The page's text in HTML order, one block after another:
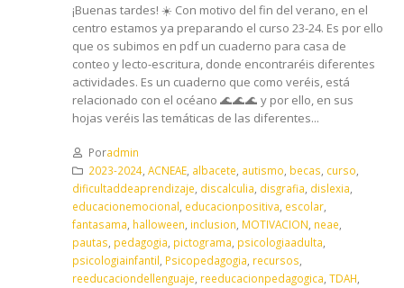
¡Buenas tardes! ☀️ Con motivo del fin del verano, en el
centro estamos ya preparando el curso 23-24. Es por ello
que os subimos en pdf un cuaderno para casa de
conteo y lecto-escritura, donde encontraréis diferentes
actividades. Es un cuaderno que como veréis, está
relacionado con el océano 🌊 🌊 🌊 y por ello, en sus
hojas veréis las temáticas de las diferentes...
Poradmin
2023-2024, ACNEAE, albacete, autismo, becas, curso,
dificultaddeaprendizaje, discalculia, disgrafia, dislexia,
educacionemocional, educacionpositiva, escolar,
fantasama, halloween, inclusion, MOTIVACION, neae,
pautas, pedagogia, pictograma, psicologiaadulta,
psicologiainfantil, Psicopedagogia, recursos,
reeducaciondellenguaje, reeducacionpedagogica, TDAH,